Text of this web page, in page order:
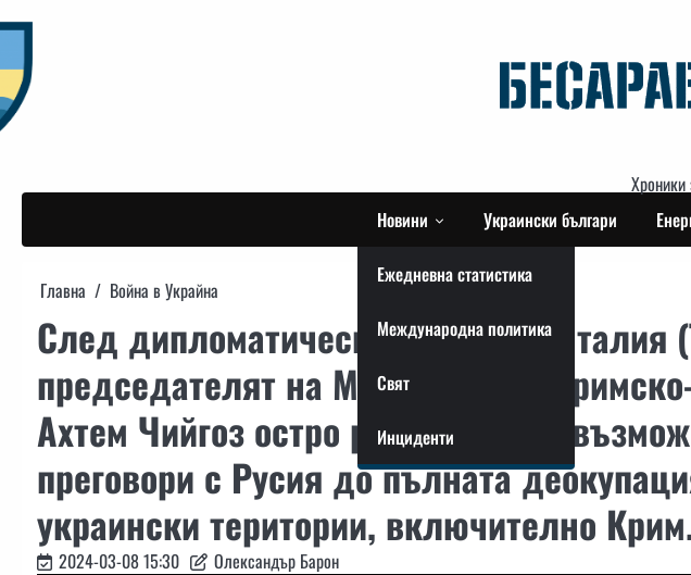
to
content
Хроники
Новини
Ежедневна статистика
Международна политика
Свят
Инциденти
Украински българи
Главна Война в Украйна
След дипломатически форум в Анталия
председателят на Меджлиса на
Ахтем Чийгоз остро разкритикува
преговори с Русия до пълната
украински територии, включително
2024-03-08 15:30 Олександър Барон